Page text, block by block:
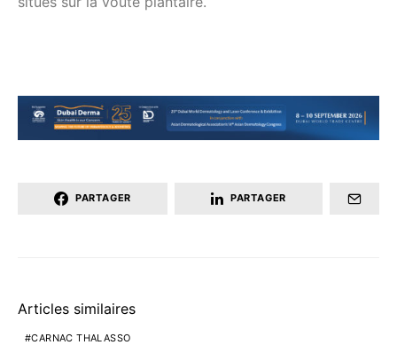
PARTAGER PARTAGER
Articles similaires
CARNAC THALASSO